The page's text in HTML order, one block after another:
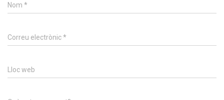
Nom *
Correu electrònic*
Lloc web